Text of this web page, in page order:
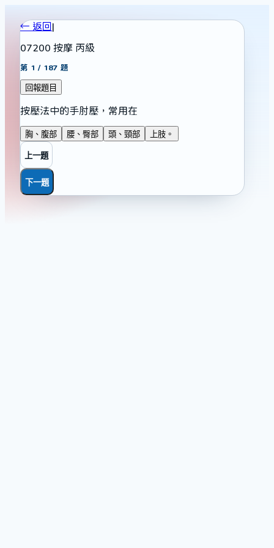
← 返回|
07200 按摩 丙級
第 1 / 187 題
回報題目
按壓法中的手肘壓，常用在
胸、腹部 腰、臀部 頭、頸部 上肢。
上一題
下一題